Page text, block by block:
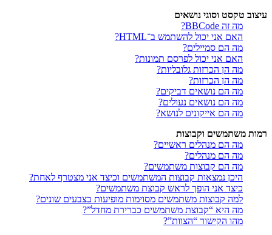
עיצוב טקסט וסוגי נושאים
מה זה BBCode?
האם אני יכול להשתמש ב־HTML?
מה הם סמיילים?
האם אני יכול לפרסם תמונות?
מה הן הכרזות גלובליות?
מה הן הכרזות?
מה הם נושאים דביקים?
מה הם נושאים נעולים?
מה הם אייקונים לנושא?
רמות משתמשים וקבוצות
מה הם מנהלים ראשיים?
מה הם מנהלים?
מה הם קבוצות משתמשים?
היכן נמצאות קבוצות המשתמשים וכיצד אני מצטרף לאחת?
כיצד אני הופך לראש קבוצת משתמשים?
למה קבוצות משתמשים מסוימות מופיעות בצבעים שונים?
מה היא “קבוצת משתמשים כברירת מחדל”?
מהו הקישור “הצוות”?